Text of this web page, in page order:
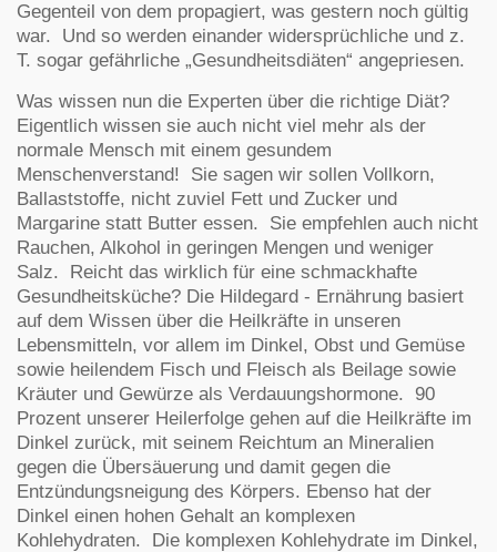
Gegenteil von dem propagiert, was gestern noch gültig
war. Und so werden einander widersprüchliche und z.
T. sogar gefährliche „Gesundheitsdiäten“ angepriesen.
Was wissen nun die Experten über die richtige Diät?
Eigentlich wissen sie auch nicht viel mehr als der
normale Mensch mit einem gesundem
Menschenverstand! Sie sagen wir sollen Vollkorn,
Ballaststoffe, nicht zuviel Fett und Zucker und
Margarine statt Butter essen. Sie empfehlen auch nicht
Rauchen, Alkohol in geringen Mengen und weniger
Salz. Reicht das wirklich für eine schmackhafte
Gesundheitsküche? Die Hildegard - Ernährung basiert
auf dem Wissen über die Heilkräfte in unseren
Lebensmitteln, vor allem im Dinkel, Obst und Gemüse
sowie heilendem Fisch und Fleisch als Beilage sowie
Kräuter und Gewürze als Verdauungshormone. 90
Prozent unserer Heilerfolge gehen auf die Heilkräfte im
Dinkel zurück, mit seinem Reichtum an Mineralien
gegen die Übersäuerung und damit gegen die
Entzündungsneigung des Körpers. Ebenso hat der
Dinkel einen hohen Gehalt an komplexen
Kohlehydraten. Die komplexen Kohlehydrate im Dinkel,